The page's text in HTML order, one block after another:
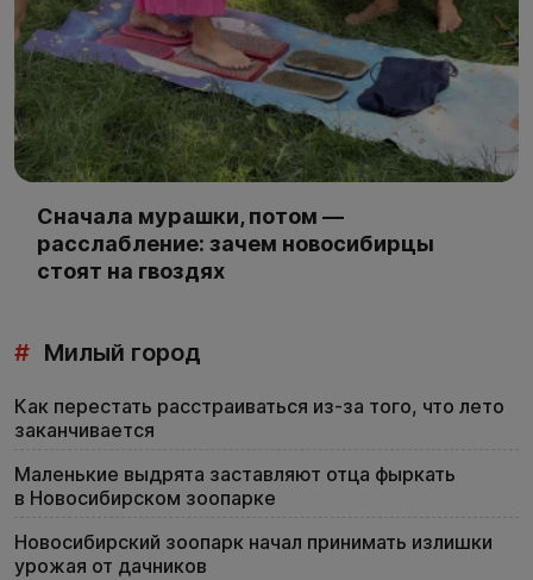
Сначала мурашки, потом —
расслабление: зачем новосибирцы
стоят на гвоздях
# Милый город
Как перестать расстраиваться из-за того, что лето
заканчивается
Маленькие выдрята заставляют отца фыркать
в Новосибирском зоопарке
Новосибирский зоопарк начал принимать излишки
урожая от дачников